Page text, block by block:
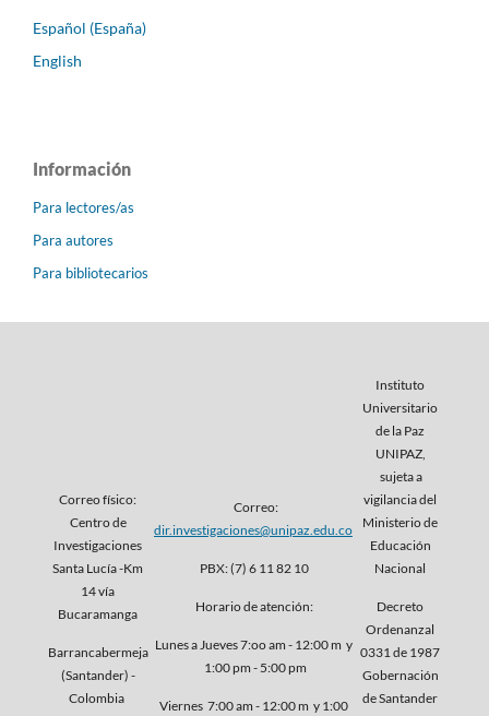
Español (España)
English
Información
Para lectores/as
Para autores
Para bibliotecarios
Correo físico:
Centro de
Investigaciones
Santa Lucía -Km
14 vía
Bucaramanga
Barrancabermeja
(Santander) -
Colombia
Correo:
dir.investigaciones@unipaz.edu.co
PBX: (7) 6 11 82 10
Horario de atención:
Lunes a Jueves 7:oo am - 12:00 m y
1:00 pm - 5:00 pm
Viernes 7:00 am - 12:00 m y 1:00
Instituto
Universitario
de la Paz
UNIPAZ,
sujeta a
vigilancia del
Ministerio de
Educación
Nacional
Decreto
Ordenanzal
0331 de 1987
Gobernación
de Santander